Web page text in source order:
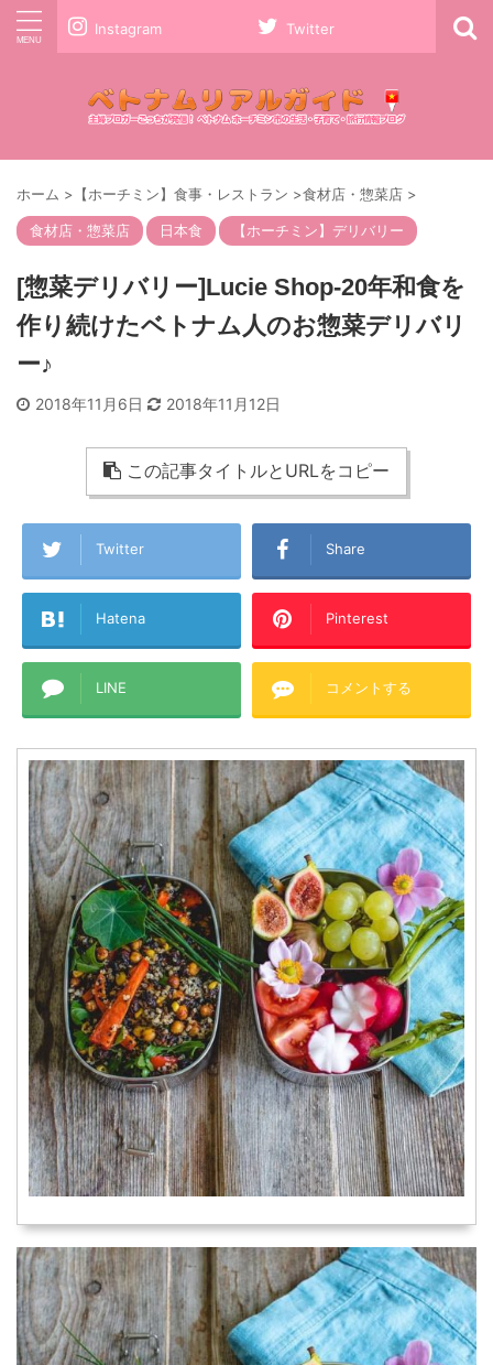
Instagram Twitter
ホーム > 【ホーチミン】食事・レストラン >食材店・惣菜店 >
食材店・惣菜店 日本食 【ホーチミン】デリバリー
[惣菜デリバリー]Lucie Shop-20年和食を
作り続けたベトナム人のお惣菜デリバリ
ー♪
2018年11月6日 2018年11月12日
この記事タイトルとURLをコピー
Twitter Share
Hatena Pinterest
LINE コメントする